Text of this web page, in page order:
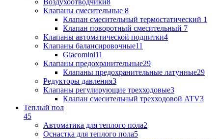
Воздухоотводчики8
Клапаны cмесительные 8
Клапан cмесительный термостатический 1
Клапан поворотный cмесительный 7
Клапаны автоматической подпитки4
Клапаны балансировочные11
Giacomini11
Клапаны предохранительные29
Клапаны предохранительные латунные29
Редукторы давления3
Клапаны регулирующие трехходовые3
Клапан смесительный трехходовой ATV3
Теплый пол
45
Автоматика для теплого пола2
Оснастка для теплого пола5